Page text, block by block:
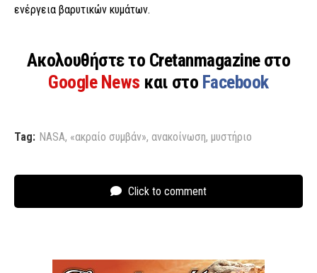
ενέργεια βαρυτικών κυμάτων.
Ακολουθήστε το Cretanmagazine στο
Google News και στο Facebook
Tag: NASA, «ακραίο συμβάν», ανακοίνωση, μυστήριο
Click to comment